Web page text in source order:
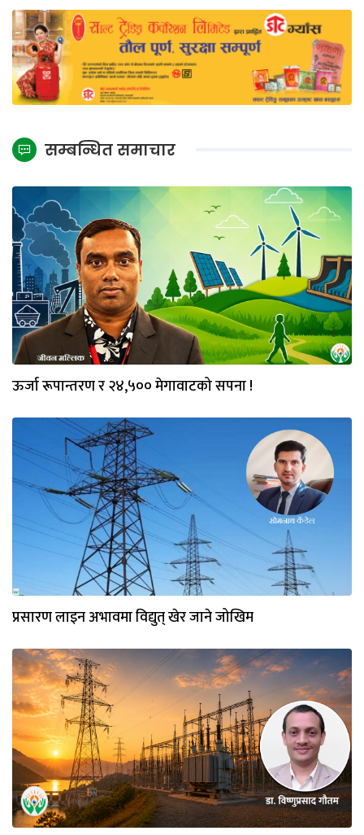
सम्बन्धित समाचार
ऊर्जा रूपान्तरण र २४,५०० मेगावाटको सपना !
प्रसारण लाइन अभावमा विद्युत्‌ खेर जाने जोखिम